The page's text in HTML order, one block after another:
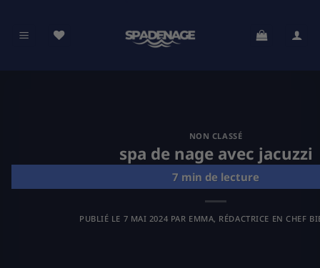
contenu
NON CLASSÉ
spa de nage avec jacuzzi
PUBLIÉ LE 7 MAI 2024 PAR EMMA, RÉDACTRICE EN CHEF